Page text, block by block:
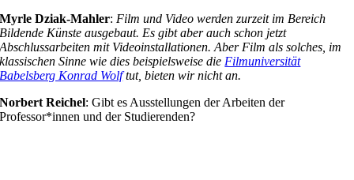
Myrle Dziak-Mahler: Film und Video werden zurzeit im Bereich
Bildende Künste ausgebaut. Es gibt aber auch schon jetzt
Abschlussarbeiten mit Videoinstallationen. Aber Film als solches, im
klassischen Sinne wie dies beispielsweise die Filmuniversität
Babelsberg Konrad Wolftut, bieten wir nicht an.
Norbert Reichel: Gibt es Ausstellungen der Arbeiten der
Professor*innen und der Studierenden?